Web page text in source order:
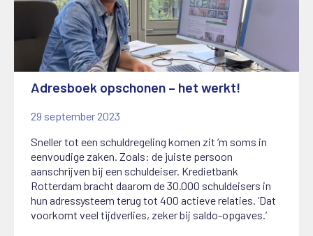
Adresboek opschonen – het werkt!
29 september 2023
Sneller tot een schuldregeling komen zit ‘m soms in
eenvoudige zaken. Zoals: de juiste persoon
aanschrijven bij een schuldeiser. Kredietbank
Rotterdam bracht daarom de 30.000 schuldeisers in
hun adressysteem terug tot 400 actieve relaties. ‘Dat
voorkomt veel tijdverlies, zeker bij saldo-opgaves.’